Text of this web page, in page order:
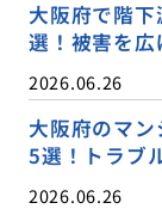
大阪府で階
選！被害を
2026.06.26
大阪府のマ
5選！トラブ
2026.06.26